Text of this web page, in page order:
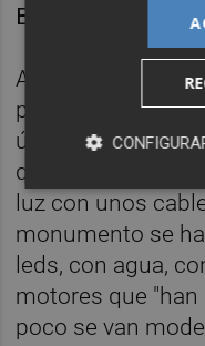
Bruselas y a nivel
Así, volviendo a
propia gaiata se
últimos años, y
que se iban
luz con unos
monumento se
leds, con agua,
motores que
poco se van